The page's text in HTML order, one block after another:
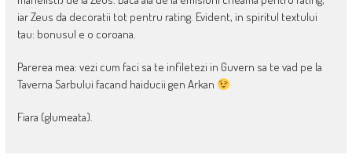
iar Zeus da decoratii tot pentru rating. Evident, in spiritul textului
tau: bonusul e o coroana.
Parerea mea: vezi cum faci sa te infiletezi in Guvern sa te vad pe la
Taverna Sarbului facand haiducii gen Arkan
Fiara (glumeata).